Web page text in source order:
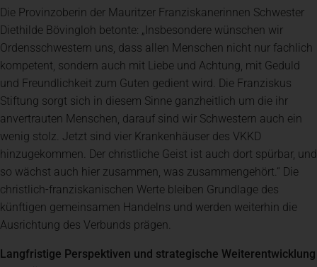
Die Provinzoberin der Mauritzer Franziskanerinnen Schwester
Diethilde Bövingloh betonte: „Insbesondere wünschen wir
Ordensschwestern uns, dass allen Menschen nicht nur fachlich
kompetent, sondern auch mit Liebe und Achtung, mit Geduld
und Freundlichkeit zum Guten gedient wird. Die Franziskus
Stiftung sorgt sich in diesem Sinne ganzheitlich um die ihr
anvertrauten Menschen, darauf sind wir Schwestern auch ein
wenig stolz. Jetzt sind vier Krankenhäuser des VKKD
hinzugekommen. Der christliche Geist ist auch dort spürbar, und
so wächst auch hier zusammen, was zusammengehört.“ Die
christlich-franziskanischen Werte bleiben Grundlage des
künftigen gemeinsamen Handelns und werden weiterhin die
Ausrichtung des Verbunds prägen.
Langfristige Perspektiven und strategische Weiterentwicklung